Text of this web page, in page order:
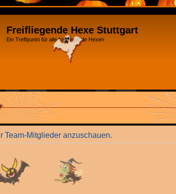
Freifliegende Hexe Stuttgart
Ein Treffpunkt für alle freifliegende Hexen
Team-Mitglieder anzuschauen.